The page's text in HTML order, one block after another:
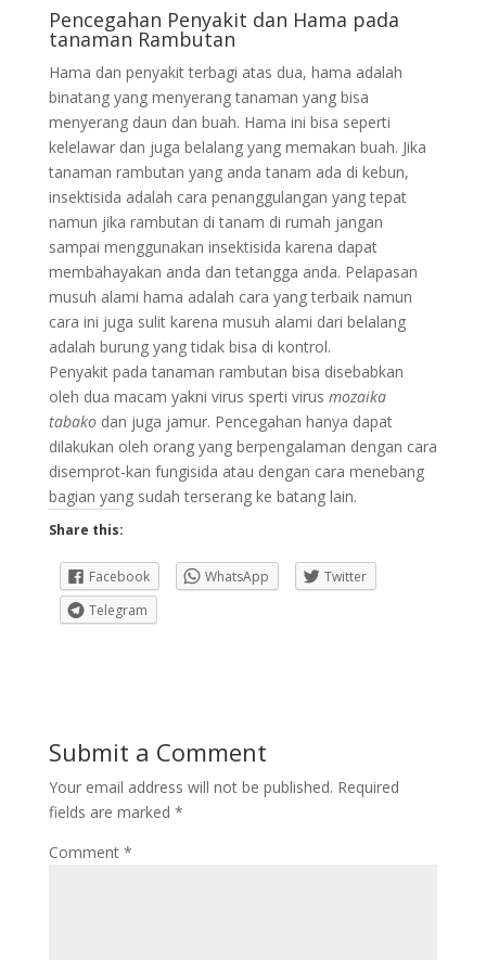
Pencegahan Penyakit dan Hama pada
tanaman Rambutan
Hama dan penyakit terbagi atas dua, hama adalah
binatang yang menyerang tanaman yang bisa
menyerang daun dan buah. Hama ini bisa seperti
kelelawar dan juga belalang yang memakan buah. Jika
tanaman rambutan yang anda tanam ada di kebun,
insektisida adalah cara penanggulangan yang tepat
namun jika rambutan di tanam di rumah jangan
sampai menggunakan insektisida karena dapat
membahayakan anda dan tetangga anda. Pelapasan
musuh alami hama adalah cara yang terbaik namun
cara ini juga sulit karena musuh alami dari belalang
adalah burung yang tidak bisa di kontrol.
Penyakit pada tanaman rambutan bisa disebabkan
oleh dua macam yakni virus sperti virus mozaika
tabakodan juga jamur. Pencegahan hanya dapat
dilakukan oleh orang yang berpengalaman dengan cara
disemprot-kan fungisida atau dengan cara menebang
bagian yang sudah terserang ke batang lain.
Share this:
Facebook WhatsApp
Twitter
Telegram
Submit a Comment
Your email address will not be published. Required
fields are marked *
Comment *